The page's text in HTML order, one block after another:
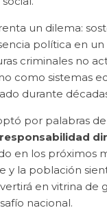
un dilema:
política en
criminales no
como sistemas
durante
por palabras
en los próximos
y la población
en vitrina de
nacional.